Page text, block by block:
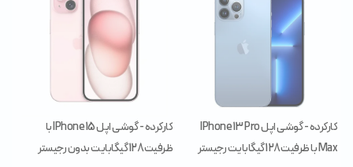
کارکرده - گوشی اپل IPhone 13 Pro
Max با ظرفیت 128 گیگابایت رجیستر
کارکرده - گوشی اپل IPhone 15 با
ظرفیت 128 گیگابایت بدون رجیستر